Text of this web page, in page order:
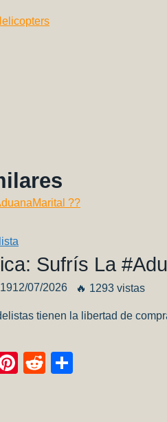
Sufrís La
12/07/2026 🔥 1293 vistas
tienen la libertad de
Pinterest
Reddit